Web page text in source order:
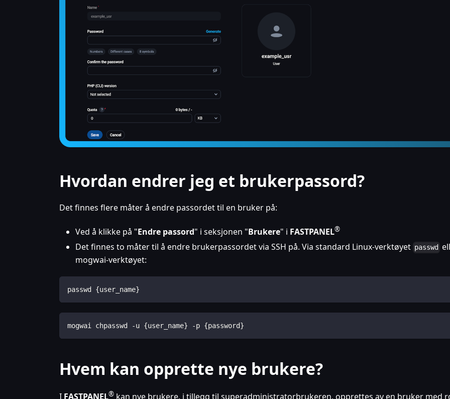
Hvordan endrer jeg et brukerpassord?
Det finnes flere måter å endre passordet til en bruker på:
Ved å klikke på "Endre passord" i seksjonen "Brukere" i FASTPANEL®
Det finnes to måter til å endre brukerpassordet via SSH på. Via standard Linux-verktøyet passwd
mogwai-verktøyet:
passwd {user_name}
mogwai chpasswd -u {user_name} -p {password}
Hvem kan opprette nye brukere?
®